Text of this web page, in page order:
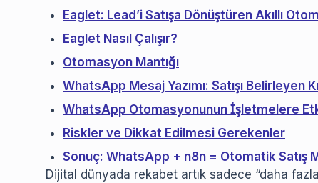
Eaglet: Lead’i Satışa Dönüştüren Akıllı
Eaglet Nasıl Çalışır?
Otomasyon Mantığı
WhatsApp Mesaj Yazımı: Satışı Belirleyen
WhatsApp Otomasyonunun İşletmelere
Riskler ve Dikkat Edilmesi Gerekenler
Sonuç: WhatsApp + n8n = Otomatik Satış
Dijital dünyada rekabet artık sadece “daha